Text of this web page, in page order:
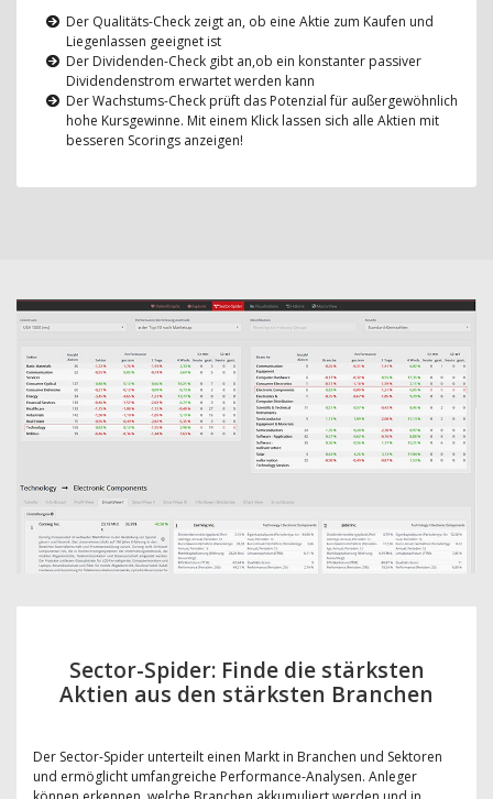
Der Qualitäts-Check zeigt an, ob eine Aktie zum Kaufen und
Liegenlassen geeignet ist
Der Dividenden-Check gibt an,ob ein konstanter passiver
Dividendenstrom erwartet werden kann
Der Wachstums-Check prüft das Potenzial für außergewöhnlich
hohe Kursgewinne. Mit einem Klick lassen sich alle Aktien mit
besseren Scorings anzeigen!
Sector-Spider: Finde die stärksten
Aktien aus den stärksten Branchen
Der Sector-Spider unterteilt einen Markt in Branchen und Sektoren
und ermöglicht umfangreiche Performance-Analysen. Anleger